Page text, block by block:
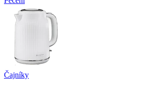
Čajníky